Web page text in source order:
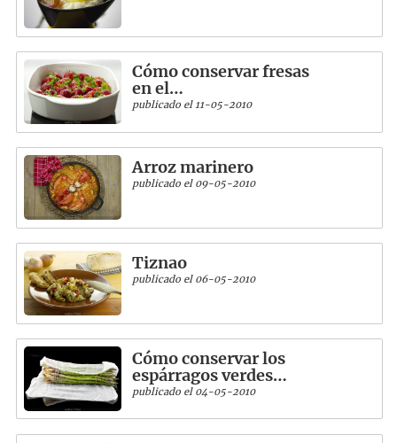
Cómo conservar fresas
en el…
publicado el 11-05-2010
Arroz marinero
publicado el 09-05-2010
Tiznao
publicado el 06-05-2010
Cómo conservar los
espárragos verdes…
publicado el 04-05-2010